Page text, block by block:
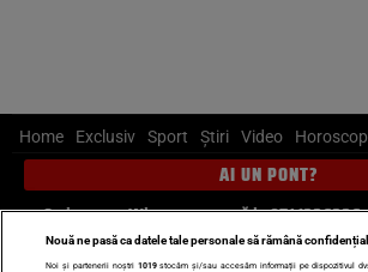
Home Exclusiv Sport Știri Video Horoscop
AI UN PONT?
Scrie-ne pe Whatsapp, sună la
pont@cancan.ro
Nouă ne pasă ca datele tale personale să rămână
Noi și partenerii noștri 1019stocăm și/sau accesăm informații pe dispozitivul